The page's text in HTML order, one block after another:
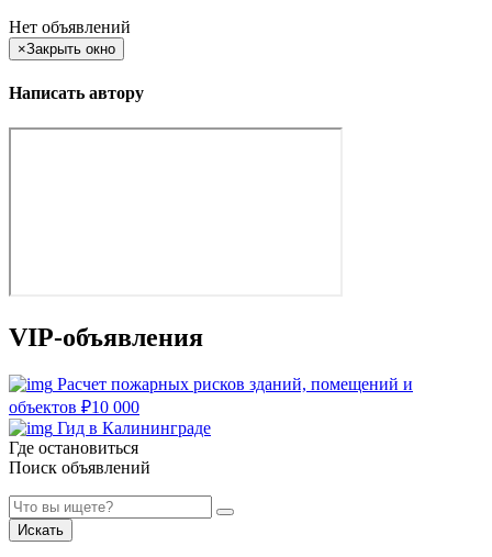
Нет объявлений
×Закрыть окно
Написать автору
VIP-объявления
Расчет пожарных рисков зданий, помещений и
объектов ₽10 000
Гид в Калининграде
Где остановиться
Поиск объявлений
Искать